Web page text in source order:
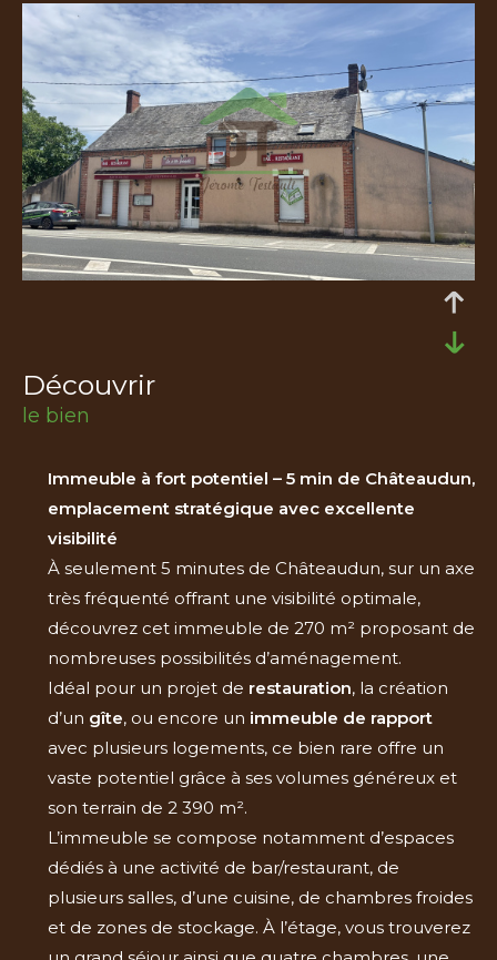
découvrir
le bien
Immeuble à fort potentiel – 5 min de Châteaudun,
emplacement stratégique avec excellente
visibilité
À seulement 5 minutes de Châteaudun, sur un axe
très fréquenté offrant une visibilité optimale,
découvrez cet immeuble de 270 m² proposant de
nombreuses possibilités d’aménagement.
Idéal pour un projet de restauration, la création
d’un gîte, ou encore un immeuble de rapport
avec plusieurs logements, ce bien rare offre un
vaste potentiel grâce à ses volumes généreux et
son terrain de 2 390 m².
L’immeuble se compose notamment d’espaces
dédiés à une activité de bar/restaurant, de
plusieurs salles, d’une cuisine, de chambres froides
et de zones de stockage. À l’étage, vous trouverez